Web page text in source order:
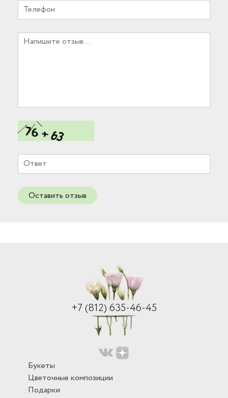
Оставить отзыв
+7 (812) 635-46-45
Букеты
Цветочные композиции
Подарки